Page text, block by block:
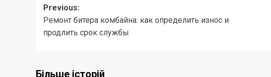
Post
navigation
Previous:
Ремонт битера комбайна: как определить износ и
продлить срок службы
Більше історій